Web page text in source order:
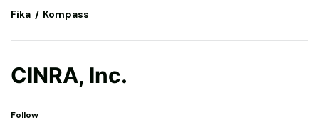
Fika Kompass
CINRA, Inc.
Follow